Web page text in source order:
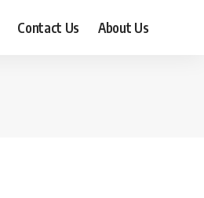
Contact Us About Us